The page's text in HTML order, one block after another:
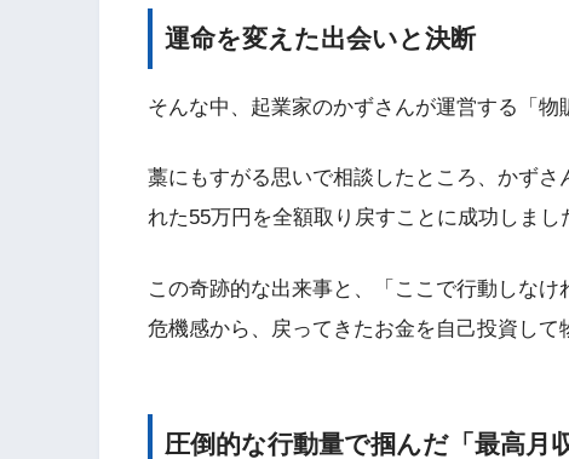
運命を変えた出会いと決断
そんな中、起業家のかずさんが運営する「物
藁にもすがる思いで相談したところ、かず
れた55万円を全額取り戻すことに成功しまし
この奇跡的な出来事と、「ここで行動しな
危機感から、戻ってきたお金を自己投資して
圧倒的な行動量で掴んだ「最高月